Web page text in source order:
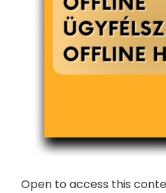
Open to access this